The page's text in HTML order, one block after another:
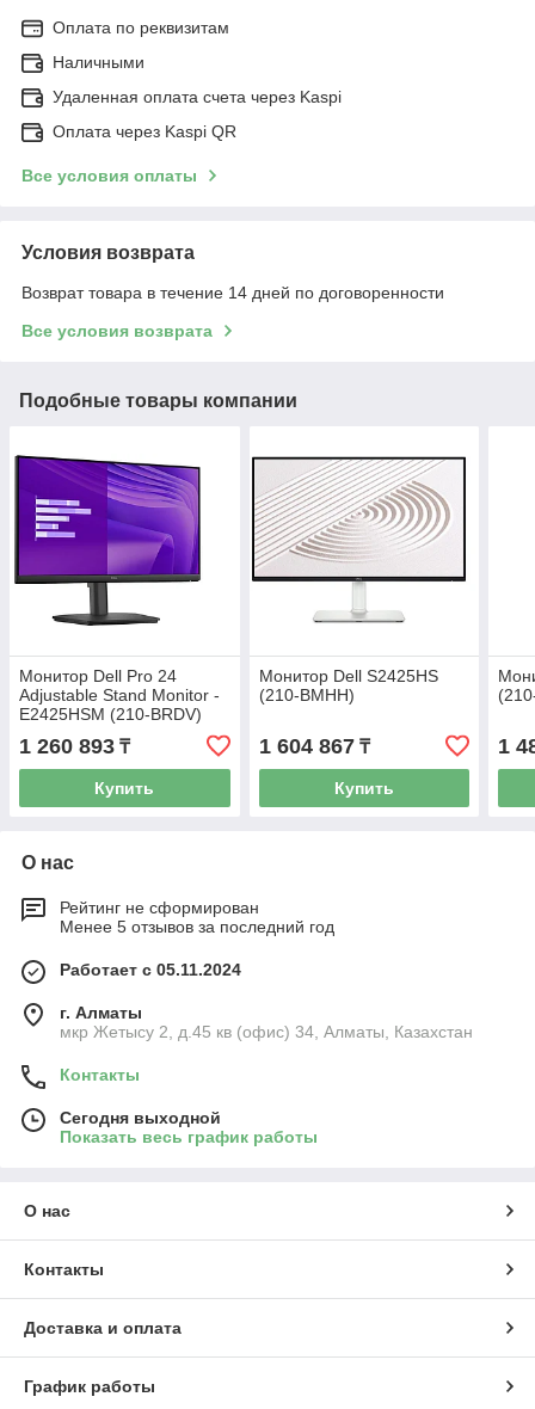
Оплата по реквизитам
Наличными
Удаленная оплата счета через Kaspi
Оплата через Kaspi QR
Все условия оплаты
Условия возврата
Возврат товара в течение 14 дней по договоренности
Все условия возврата
Подобные товары компании
Монитор Dell Pro 24
Adjustable Stand Monitor -
E2425HSM (210-BRDV)
1 260 893 ₸
Купить
Монитор Dell S2425HS
(210-BMHH)
1 604 867₸
Купить
1
О нас
Рейтинг не сформирован
Менее 5 отзывов за последний год
Работает с 05.11.2024
г. Алматы
мкр Жетысу 2, д.45 кв (офис) 34, Алматы, Казахстан
Контакты
Сегодня выходной
Показать весь график работы
О нас
Контакты
Доставка и оплата
График работы